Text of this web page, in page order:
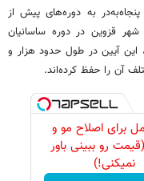
به دوره‌های پیش از
قزوین در دوره ساسانیان
این آیین در طول حدود هزار و
آن را حفظ کرده‌اند.
برای اصلاح مو و
رو ببینی باور
نمیکنی!)